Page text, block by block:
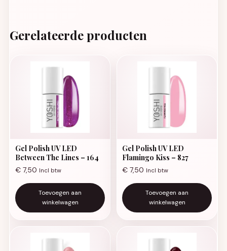
Gerelateerde producten
Gel Polish UV LED
Between The Lines – 164
€ 7,50 Incl btw
Toevoegen aan
winkelwagen
Gel Polish UV LED
Flamingo Kiss – 827
€ 7,50 Incl btw
Toevoegen aan
winkelwagen